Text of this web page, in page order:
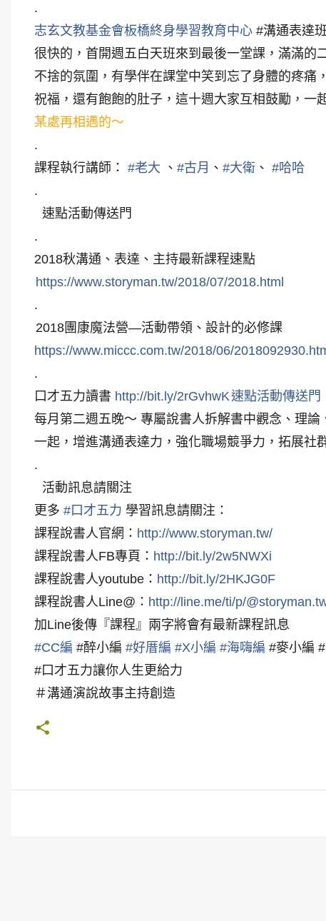
.
志玄文教基金會板橋終身學習教育中心 #溝通表達班
很快的，首開週五白天班來到最後一堂課，滿滿的
不捨的氛圍，有學伴在課堂中笑到忘了身體的疼
祝福，還有飽飽的肚子，這十週大家互相鼓勵，一
某處再相遇的～
.
課程執行講師： #老大 、 #古月 、 #大衛 、 #哈哈
.
速點活動傳送門
.
2018秋溝通、表達、主持最新課程速點
https://www.storyman.tw/2018/07/2018.html
.
2018團康魔法營—活動帶領、設計的必修課
https://www.miccc.com.tw/2018/06/
.
口才五力讀書 http://bit.ly/2rGvhwK速點活動傳送門
每月第二週五晚～ 專屬說書人拆解書中觀念、理論
一起，增進溝通表達力，強化職場競爭力，拓展社
.
活動訊息請關注
更多 #口才五力 學習訊息請關注：
課程說書人官網： http://www.storyman.tw/
課程說書人FB專頁： http://bit.ly/2w5NWXi
課程說書人youtube： http://bit.ly/2HKJG0F
課程說書人Line@： http://line.me/ti/p/
加Line後傳『課程』兩字將會有最新課程訊息
#CC編 #醉小編 #好厝編 #X小編 #海嗨編 #麥小編
#口才五力讓你人生更給力
＃溝通演說故事主持創造